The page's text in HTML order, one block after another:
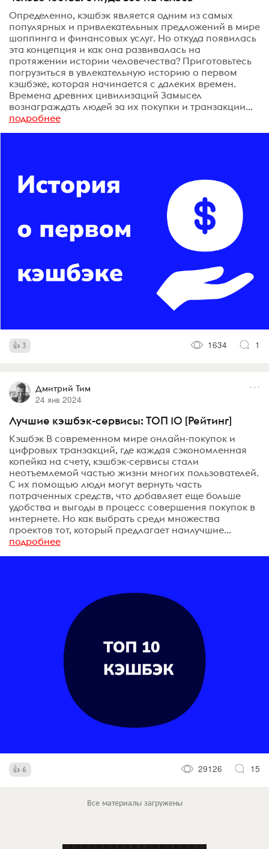
Определенно, кэшбэк является одним из самых
популярных и привлекательных предложений в мире
шоппинга и финансовых услуг. Но откуда появилась
эта концепция и как она развивалась на
протяжении истории человечества? Приготовьтесь
погрузиться в увлекательную историю о первом
кэшбэке, которая начинается с далеких времен.
Времена древних цивилизаций Замысел
вознаграждать людей за их покупки и транзакции...
подробнее
3 1634 1
Дмитрий Тим
24 янв 2024
Лучшие кэшбэк-сервисы: ТОП 10 [Рейтинг]
Кэшбэк В современном мире онлайн-покупок и
цифровых транзакций, где каждая сэкономленная
копейка на счету, кэшбэк-сервисы стали
неотъемлемой частью жизни многих пользователей.
С их помощью люди могут вернуть часть
потраченных средств, что добавляет еще больше
удобства и выгоды в процесс совершения покупок в
интернете. Но как выбрать среди множества
проектов тот, который предлагает наилучшие...
подробнее
6 29126 15
Все материалы загружены